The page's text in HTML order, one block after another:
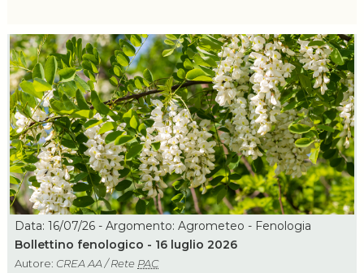
Data: 16/07/26 - Argomento: Agrometeo - Fenologia
Bollettino fenologico - 16 luglio 2026
Autore: CREA AA / Rete PAC